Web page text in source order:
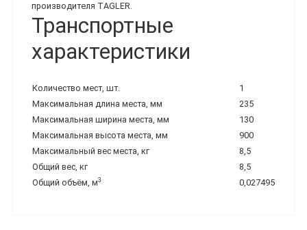
производителя TAGLER.
Транспортные
характеристики
Количество мест, шт.
1
Максимальная длина места, мм
235
Максимальная ширина места, мм
130
Максимальная высота места, мм
900
Максимальный вес места, кг
8,5
Общий вес, кг
8,5
Общий объём, м3 0,027495